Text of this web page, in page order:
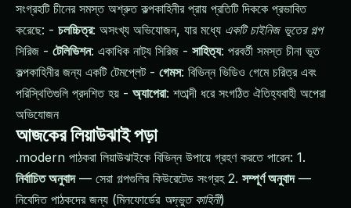
সংগ্রহটি চীনের সমস্ত অশ্রুত কল্পকাহিনীর প্রায় প্রতিটি দিককে প্রভাবিত
করেছে: - চলচ্চিত্র: অসংখ্য অভিযোজন, যার মধ্যে একটি চাইনিজ ভূতের গল্প
সিরিজ - টেলিভিশন: একাধিক নাট্য সিরিজ - সাহিত্য: পরবর্তী সমস্ত চীনা ভূত
কল্পকাহিনীর জন্য একটি টেমপ্লেট - গেমস: বিভিন্ন ভিডিও গেমে চরিত্র এবং
পরিস্থিতিগুলি প্রদশিত হয় - অ্যাপেরা: শতাব্দী ধরে সংগঠিত ঐতিহ্যবাহী অপেরা
অভিযোজন
আজকের লিয়াউঝাই পড়া
.modern পাঠকরা লিয়াউঝাইকে বিভিন্ন উপায়ে গ্রহণ করতে পারেন: 1.
নির্বাচিত অনুবাদ— সেরা গল্পগুলির কিউরেটেড সংগ্রহ 2. সম্পূর্ণ অনুবাদ—
নিবেদিত পাঠকদের জন্য (মিনফোর্ডের অদ্ভুত কাহিনী)